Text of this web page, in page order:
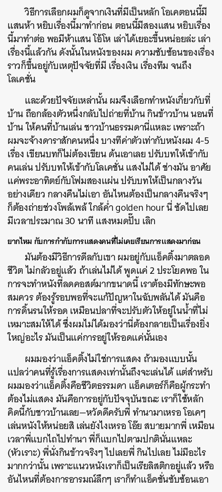
วิธีการเลือกผมก็ดูจากเงินที่มีเป็นหลัก โอเคตอนนี้มี
แสนห้า หยิบเรื่องนี้มาทำก่อน ตอนนี้มีสองแสน หยิบเรื่อง
นี้มาทำต่อ พอมีห้าแสน โอ้โห เล่าได้เยอะขึ้นหน่อยล่ะ เล่า
เรื่องนี้แล้วกัน ดังนั้นในหนังของผม ความซับซ้อนของเรื่อง
ราวก็ขึ้นอยู่กับเหตุปัจจัยที่มี เรื่องเงิน เรื่องทีม จนถึง
โลเคชั่น
และด้วยปัจจัยเหล่านั้น ผมจึงเลือกทำหนังเกี่ยวกับที่
บ้าน ถือกล้องตัวหนึ่งกลับไปถ่ายที่บ้าน กินข้าวบ้าน นอนที่
บ้าน ให้คนที่บ้านเล่น ชาวบ้านธรรมดานี่แหละ เพราะถ้า
ผมจะจ้างดาราสักคนหนึ่ง บางทีค่าตัวเท่ากับหนังผม 4-5
เรื่อง เขียนบทก็ไม่ต้องเขียน ด้นเอาเลย ปรับบทให้เข้ากับ
คนเล่น ปรับบทให้เข้ากับโลเคชั่น แสงไม่ได้ ช่างมัน อาศัย
แค่พระอาทิตย์กับโฟมสองแผ่น ปรับบทให้เป็นกลางวัน
อย่างเดียว กลางคืนไม่เอา อันไหนต้องเป็นกลางคืนจริงๆ
ก็ต้องถ่ายช่วงโพล้เพล้ ใกล้ค่ำ golden hour นี่ ซัดไปเลย
มีเวลาประมาณ 30 นาที แสงหมดปั๊บ เลิก
ยากไหมกับการกำกับการแสดงคนที่ไม่เคยเรียนการแสดงมาก่อน
มันต้องมีวิธีการดีลกับเขา ผมอยู่กับแอ็คติ้งมาตลอด
ชีวิต ไม่กลัวอยู่แล้ว ถ้าเล่นไม่ได้ พูดแค่ 2 ประโยคพอ ใน
การจะทำหนังที่ลดคอสต์มากขนาดนี้ เราต้องมีทักษะพอ
สมควร ต้องรู้รอบพอที่จะแก้ปัญหาในฉับพลันได้ มันคือ
การดิ้นรนให้รอด เหมือนปลาที่จะปรับตัวให้อยู่ในน้ำที่ไม่
เหมาะสมให้ได้ ซึ่งผมไม่ได้มองว่านี่ต้องกลายเป็นเรื่องยิ่ง
ใหญ่อะไร มันเป็นแค่การอยู่ให้รอดแค่นั้นเอง
ผมมองว่าแอ็คติ้งไม่ใช่การแสดง ถ้ามองแบบนั้น
แปลว่าคนที่รู้เรื่องการแสดงเท่านั้นถึงจะเล่นได้ แต่สำหรับ
ผมมองว่าแอ็คติ้งคือชีวิตธรรมดา แอ็คเตอร์ก็คือผู้กระทำ
ต้องไม่แสดง มันคือการอยู่กับปัจจุบันขณะ เราก็ใช้หลัก
คิดนี้กับชาวบ้านเลย—หวัดดีครับพี่ ทำนามาเหรอ โอเคๆ
เล่นหนังให้หน่อยสิ เล่นยังไงเหรอ โอ๊ย สบายมากพี่ เหมือน
เวลาพี่แบกไถไปทำนา พี่ก็แบกไปตามปกตินั่นแหละ
(หัวเราะ) พี่นั่งกินข้าวจริงๆ ไปเลยพี่ กินไปเลย ไม่มีอะไร
มากกว่านั้น เพราะแนวหนังเราก็เป็นเรียลิสติกอยู่แล้ว หรือ
อันไหนที่ต้องการอารมณ์ลึกๆ เราก็ทำแอ็คชั่นซับซ้อนเอา